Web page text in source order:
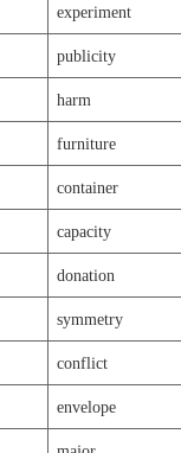
experiment
publicity
harm
furniture
container
capacity
donation
symmetry
conflict
envelope